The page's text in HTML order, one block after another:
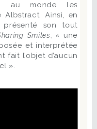
au monde les
Albstract. Ainsi, en
présenté son tout
Smiles, « une
et interprétée
fait l’objet d’aucun
».